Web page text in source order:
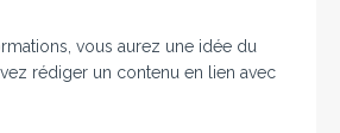
vous aurez une idée du
rédiger un contenu en lien avec